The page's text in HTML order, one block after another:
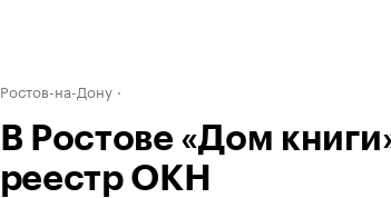
Ростов-на-Дону
В Ростове «Дом
реестр ОКН